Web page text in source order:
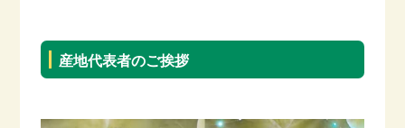
産地代表者のご挨拶